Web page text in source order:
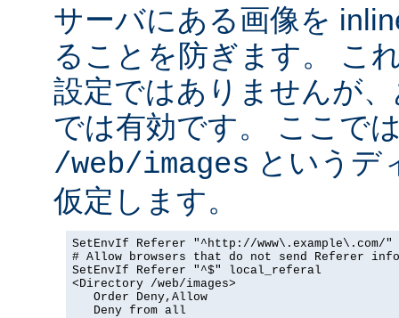
サーバにある画像を
ることを防ぎます。 こ
設定ではありませんが
では有効です。 ここで
/web/images というデ
仮定します。
SetEnvIf Referer "^http://
# Allow browsers that do not send Referer info
SetEnvIf Referer "^$" local_referal
<Directory /web/images>
   Order Deny,Allow
   Deny from all